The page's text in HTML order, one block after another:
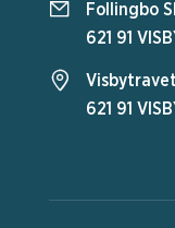
Follingbo
621 91
Visbytravet
621 91